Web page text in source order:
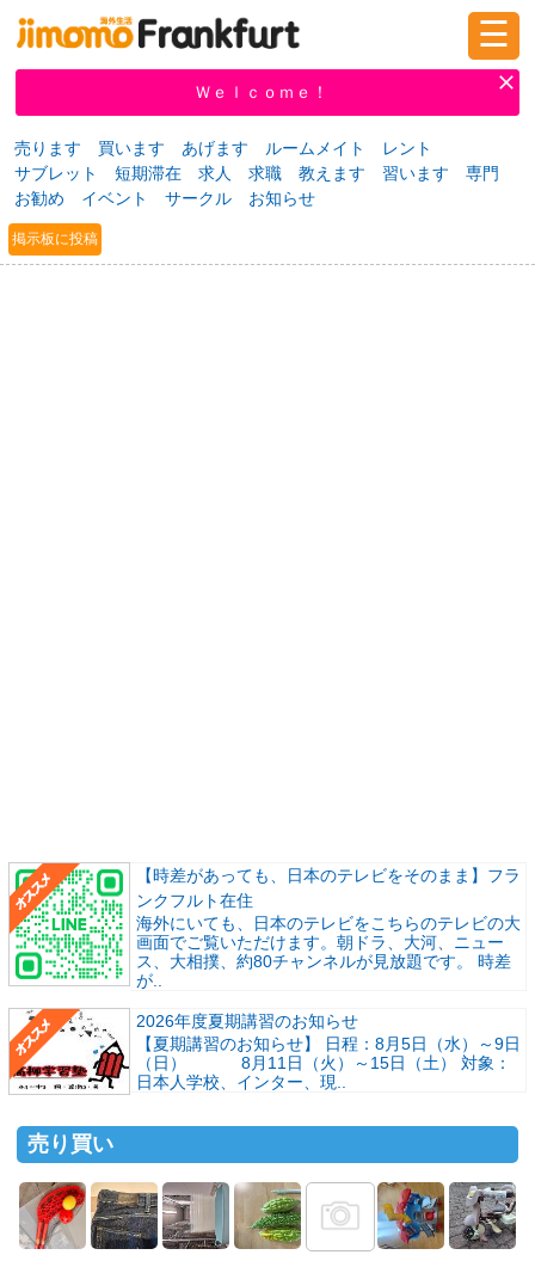
新規登録
掲示板 タウン情報 教えて！
☰
Ｗｅｌｃｏｍｅ！
売ります 買います あげます ルームメイト
レント
サブレット
短期滞在 求人 求職 教えます 習います
専門
お勧め
イベント サークル お知らせ
掲示板に投稿
【時差があっても、日本のテレビをそのまま】フラ
ンクフルト在住
海外にいても、日本のテレビをこちらのテレビの大
画面でご覧いただけます。朝ドラ、大河、ニュー
ス、大相撲、約80チャンネルが見放題です。 時差
が..
2026年度夏期講習のお知らせ
【夏期講習のお知らせ】 日程：8月5日（水）～9日
（日） 8月11日（火）～15日（土） 対象：
日本人学校、インター、現..
売り買い